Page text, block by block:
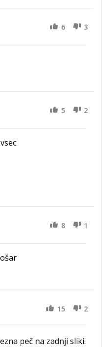
6 3
5 2
8 1
15 2
peč na zadnji sliki.